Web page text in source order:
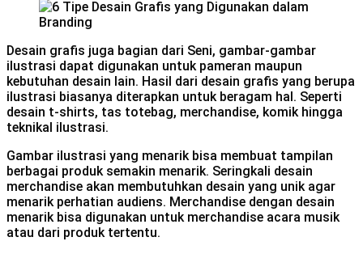
Desain grafis juga bagian dari Seni, gambar-gambar
ilustrasi dapat digunakan untuk pameran maupun
kebutuhan desain lain. Hasil dari desain grafis yang berupa
ilustrasi biasanya diterapkan untuk beragam hal. Seperti
desain t-shirts, tas totebag, merchandise, komik hingga
teknikal ilustrasi.
Gambar ilustrasi yang menarik bisa membuat tampilan
berbagai produk semakin menarik. Seringkali desain
merchandise akan membutuhkan desain yang unik agar
menarik perhatian audiens. Merchandise dengan desain
menarik bisa digunakan untuk merchandise acara musik
atau dari produk tertentu.